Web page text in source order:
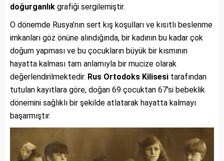
doğurganlık grafiği sergilemiştir.
O dönemde Rusya’nın sert kış koşulları ve kısıtlı beslenme
imkanları göz önüne alındığında, bir kadının bu kadar çok
doğum yapması ve bu çocukların büyük bir kısmının
hayatta kalması tam anlamıyla bir mucize olarak
değerlendirilmektedir. Rus Ortodoks Kilisesi tarafından
tutulan kayıtlara göre, doğan 69 çocuktan 67’si bebeklik
dönemini sağlıklı bir şekilde atlatarak hayatta kalmayı
başarmıştır.